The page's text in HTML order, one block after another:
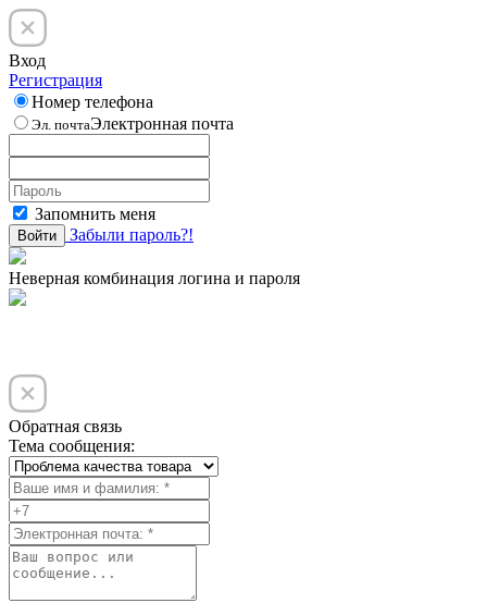
Вход
Регистрация
Номер телефона
Эл. почтаЭлектронная почта
Запомнить меня
Войти Забыли пароль?!
Неверная комбинация логина и пароля
Обратная связь
Тема сообщения: